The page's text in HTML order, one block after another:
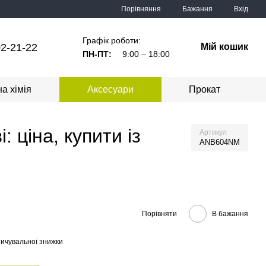
Порівняння Бажання Вхід
21-22
Графік роботи:
ПН-ПТ:
9:00 – 18:00
Мій кошик
хімія Аксесуари Прокат
ціна, купити із
Артикул
ANB604NM
Порівняти В бажання
знижки